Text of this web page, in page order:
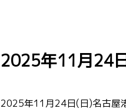
2025年11月24
2025年11月24日(日)名古屋